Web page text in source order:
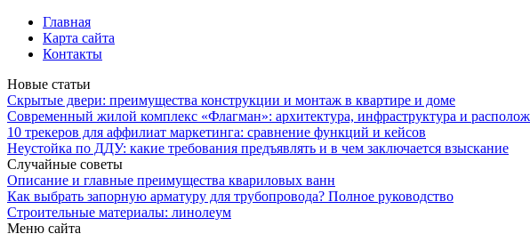
Главная
Карта сайта
Контакты
Новые статьи
Скрытые двери: преимущества конструкции и монтаж в квартире и доме
Современный жилой комплекс «Флагман»: архитектура, инфраструктура и
10 трекеров для аффилиат маркетинга: сравнение функций и кейсов
Неустойка по ДДУ: какие требования предъявлять и в чем заключается взыскание
Случайные советы
Описание и главные преимущества квариловых ванн
Как выбрать запорную арматуру для трубопровода? Полное руководство
Строительные материалы: линолеум
Меню сайта